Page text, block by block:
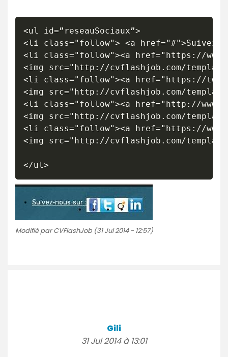
<ul id=”reseauSociaux”>
<li class="follow"> <a href="#">Suivez-
<li class="follow"><a href="https://
<img src="http://cvflashjob.com/
<li class="follow"><a href="https://
<img src="http://cvflashjob.com/
<li class="follow"><a href="http://
<img src="http://cvflashjob.com/
<li class="follow"><a href="https://
<img src="http://cvflashjob.com/
</ul>
Modifié par CVFlashJob (31 Jul 2014 - 12:57)
Gili
31 Jul 2014 à 13:01